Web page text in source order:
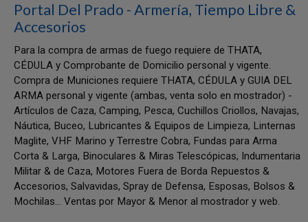
Portal Del Prado - Armería, Tiempo Libre &
Accesorios
Para la compra de armas de fuego requiere de THATA,
CÉDULA y Comprobante de Domicilio personal y vigente.
Compra de Municiones requiere THATA, CÉDULA y GUIA DEL
ARMA personal y vigente (ambas, venta solo en mostrador) -
Artículos de Caza, Camping, Pesca, Cuchillos Criollos, Navajas,
Náutica, Buceo, Lubricantes & Equipos de Limpieza, Linternas
Maglite, VHF Marino y Terrestre Cobra, Fundas para Arma
Corta & Larga, Binoculares & Miras Telescópicas, Indumentaria
Militar & de Caza, Motores Fuera de Borda Repuestos &
Accesorios, Salvavidas, Spray de Defensa, Esposas, Bolsos &
Mochilas... Ventas por Mayor & Menor al mostrador y web.